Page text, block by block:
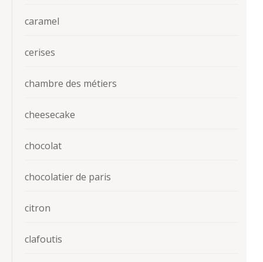
caramel
cerises
chambre des métiers
cheesecake
chocolat
chocolatier de paris
citron
clafoutis